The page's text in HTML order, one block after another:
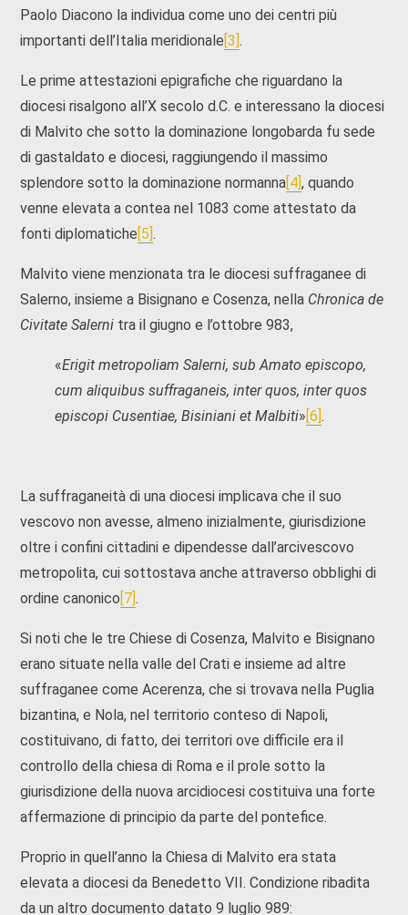
Paolo Diacono la individua come uno dei centri più
importanti dell’Italia meridionale[3].
Le prime attestazioni epigrafiche che riguardano la
diocesi risalgono all’X secolo d.C. e interessano la diocesi
di Malvito che sotto la dominazione longobarda fu sede
di gastaldato e diocesi, raggiungendo il massimo
splendore sotto la dominazione normanna[4], quando
venne elevata a contea nel 1083 come attestato da
fonti diplomatiche[5].
Malvito viene menzionata tra le diocesi suffraganee di
Salerno, insieme a Bisignano e Cosenza, nella Chronica de
Civitate Salerni tra il giugno e l’ottobre 983,
«Erigit metropoliam Salerni, sub Amato episcopo,
cum aliquibus suffraganeis, inter quos, inter quos
episcopi Cusentiae, Bisiniani et Malbiti»[6].
La suffraganeità di una diocesi implicava che il suo
vescovo non avesse, almeno inizialmente, giurisdizione
oltre i confini cittadini e dipendesse dall’arcivescovo
metropolita, cui sottostava anche attraverso obblighi di
ordine canonico[7].
Si noti che le tre Chiese di Cosenza, Malvito e Bisignano
erano situate nella valle del Crati e insieme ad altre
suffraganee come Acerenza, che si trovava nella Puglia
bizantina, e Nola, nel territorio conteso di Napoli,
costituivano, di fatto, dei territori ove difficile era il
controllo della chiesa di Roma e il prole sotto la
giurisdizione della nuova arcidiocesi costituiva una forte
affermazione di principio da parte del pontefice.
Proprio in quell’anno la Chiesa di Malvito era stata
elevata a diocesi da Benedetto VII. Condizione ribadita
da un altro documento datato 9 luglio 989: